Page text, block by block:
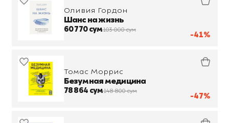
-41%
Оливия Гордон
Шанс на жизнь
60 770 сум103 000 сум
-47%
Томас Моррис
Безумная медицина
78 864 сум148 800 сум